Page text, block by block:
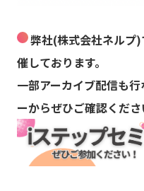
弊社(株式会社ネルプ
催しております。
一部アーカイブ配信も
ーからぜひご確認くださ